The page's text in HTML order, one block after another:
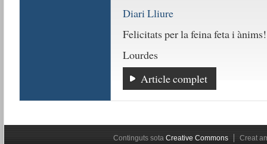
Diari Lliure
Felicitats per la feina feta i ànims!
Lourdes
Article complet
Continguts sota Creative Commons Creat